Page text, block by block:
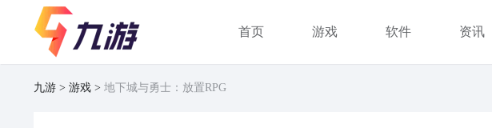
首页 游戏 软件 资讯
九游 游戏 地下城与勇士：放置RPG